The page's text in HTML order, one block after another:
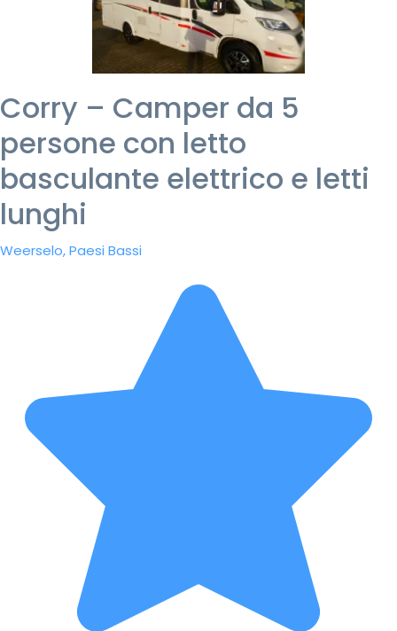
Corry – Camper da 5
persone con letto
basculante elettrico e letti
lunghi
Weerselo, Paesi Bassi